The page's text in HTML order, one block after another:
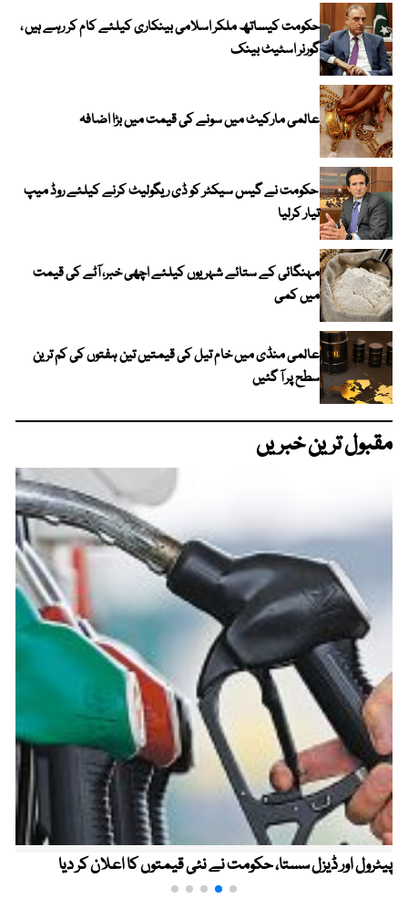
حکومت کیساتھ ملکر اسلامی بینکاری کیلئے کام کر رہے ہیں ،
گورنر اسٹیٹ بینک
عالمی مارکیٹ میں سونے کی قیمت میں بڑا اضافہ
حکومت نے گیس سیکٹر کو ڈی ریگولیٹ کرنے کیلئے روڈ میپ
تیار کرلیا
مہنگائی کے ستائے شہریوں کیلئے اچھی خبر، آٹے کی قیمت
میں کمی
عالمی منڈی میں خام تیل کی قیمتیں تین ہفتوں کی کم ترین
سطح پر آ گئیں
مقبول ترین خبریں
پیٹرول اور ڈیزل سستا، حکومت نے نئی قیمتوں کا اعلان کر دیا